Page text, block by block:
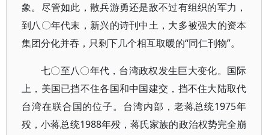
象。尽管如此，散兵游勇还是敌不过有组织的军力，
到八〇年代末，新兴的诗刊中土，大多被强大的资本
集团分化并吞，只剩下几个相互取暖的“同仁刊物”。
七〇至八〇年代，台湾政权发生巨大变化。国际
上，美国已挡不住各国和中国建交，挡不住大陆取代
台湾在联合国的位子。台湾内部，老蒋总统1975年
殁，小蒋总统1988年殁，蒋氏家族的政治权势完全崩